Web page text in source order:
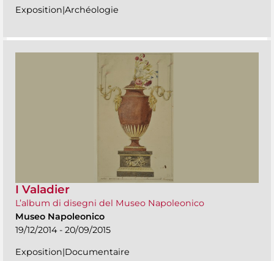
Exposition|Archéologie
I Valadier
L’album di disegni del Museo Napoleonico
Museo Napoleonico
19/12/2014 - 20/09/2015
Exposition|Documentaire